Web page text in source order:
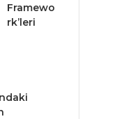
Framewo
rk’leri